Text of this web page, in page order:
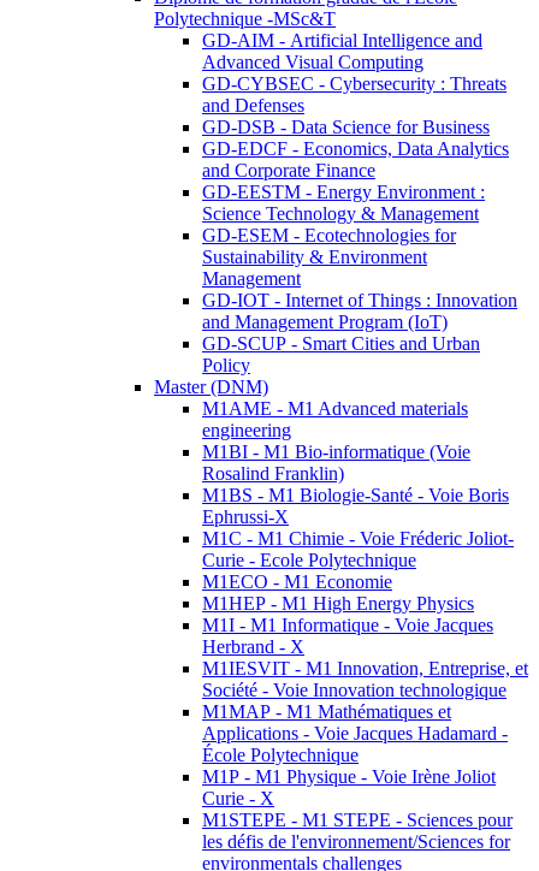
Polytechnique -MSc&T
GD-AIM - Artificial Intelligence and
Advanced Visual Computing
GD-CYBSEC - Cybersecurity : Threats
and Defenses
GD-DSB - Data Science for Business
GD-EDCF - Economics, Data Analytics
and Corporate Finance
GD-EESTM - Energy Environment :
Science Technology & Management
GD-ESEM - Ecotechnologies for
Sustainability & Environment
Management
GD-IOT - Internet of Things : Innovation
and Management Program (IoT)
GD-SCUP - Smart Cities and Urban
Policy
Master (DNM)
M1AME - M1 Advanced materials
engineering
M1BI - M1 Bio-informatique (Voie
Rosalind Franklin)
M1BS - M1 Biologie-Santé - Voie Boris
Ephrussi-X
M1C - M1 Chimie - Voie Fréderic Joliot-
Curie - Ecole Polytechnique
M1ECO - M1 Economie
M1HEP - M1 High Energy Physics
M1I - M1 Informatique - Voie Jacques
Herbrand - X
M1IESVIT - M1 Innovation, Entreprise, et
Société - Voie Innovation technologique
M1MAP - M1 Mathématiques et
Applications - Voie Jacques Hadamard -
École Polytechnique
M1P - M1 Physique - Voie Irène Joliot
Curie - X
M1STEPE - M1 STEPE - Sciences pour
les défis de l'environnement/Sciences for
environmentals challenges